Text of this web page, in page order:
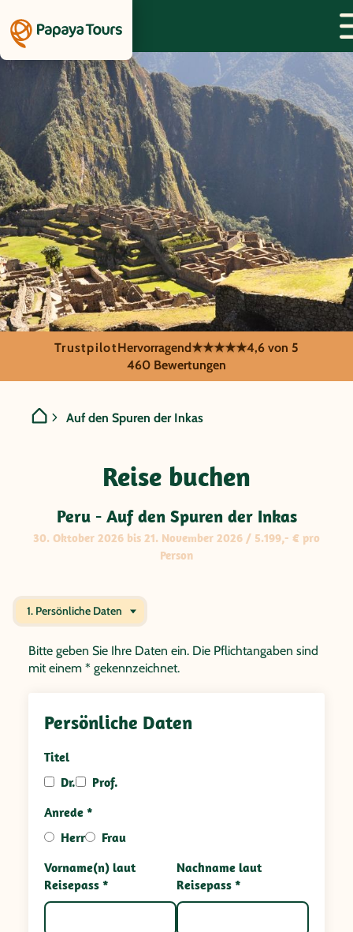
GRUPPENREISE:
Peru - Auf den Spuren
TrustpilotHervorragend★★★★★4,6 von 5
460 Bewertungen
Auf den Spuren der Inkas
Reise buchen
Peru - Auf den Spuren der Inkas
30. Oktober 2026 bis 21. November 2026 / 5.199,- € pro
Person
1. Persönliche Daten
Bitte geben Sie Ihre Daten ein. Die Pflichtangaben sind
mit einem * gekennzeichnet.
Persönliche Daten
Titel
Dr.
Prof.
Anrede *
Herr
Frau
Vorname(n) laut
Reisepass *
Nachname laut
Reisepass *